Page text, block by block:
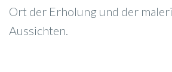
Ort der Erholung und der
Aussichten.